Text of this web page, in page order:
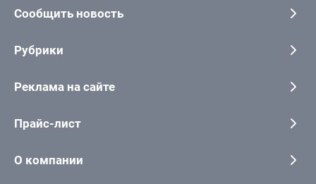
Сообщить новость
Рубрики
Реклама на сайте
Прайс-лист
О компании